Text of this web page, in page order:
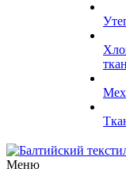
Мех
Меню